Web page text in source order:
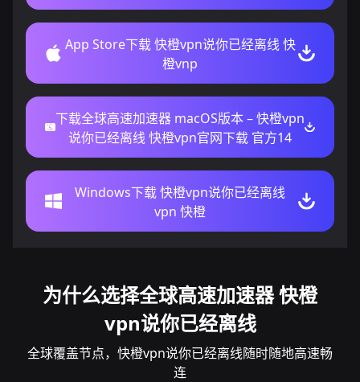
App Store下载 快橙vpn说你已经离线 快
橙vnp
下载全球高速加速器 macOS版本 – 快橙vpn
说你已经离线 快橙vpn官网下载 官方14
Windows下载 快橙vpn说你已经离线
vpn 快橙
为什么选择全球高速加速器 快橙
vpn说你已经离线
全球覆盖节点，快橙vpn说你已经离线随时随地高速畅
连